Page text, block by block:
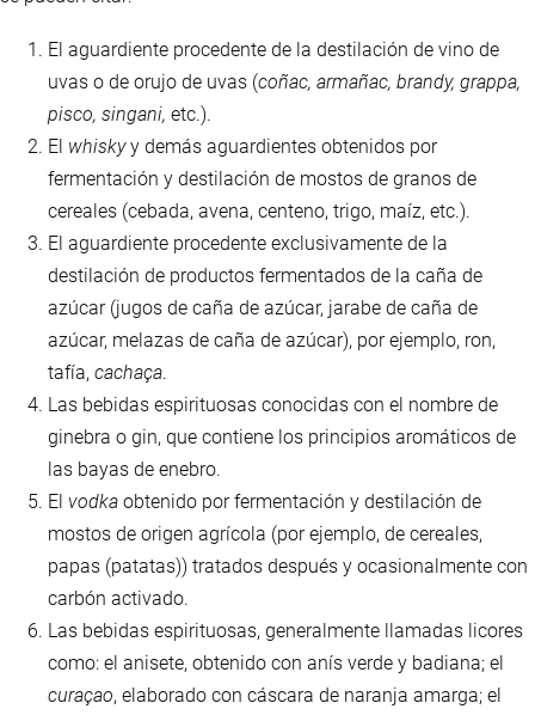
El aguardiente procedente de la destilación de vino de
uvas o de orujo de uvas (coñac, armañac, brandy, grappa,
pisco, singani, etc.).
El whiskyy demás aguardientes obtenidos por
fermentación y destilación de mostos de granos de
cereales (cebada, avena, centeno, trigo, maíz, etc.).
El aguardiente procedente exclusivamente de la
destilación de productos fermentados de la caña de
azúcar (jugos de caña de azúcar, jarabe de caña de
azúcar, melazas de caña de azúcar), por ejemplo, ron,
tafía, cachaça.
Las bebidas espirituosas conocidas con el nombre de
ginebra o gin, que contiene los principios aromáticos de
las bayas de enebro.
El vodka obtenido por fermentación y destilación de
mostos de origen agrícola (por ejemplo, de cereales,
papas (patatas)) tratados después y ocasionalmente con
carbón activado.
Las bebidas espirituosas, generalmente llamadas licores
como: el anisete, obtenido con anís verde y badiana; el
curaçao, elaborado con cáscara de naranja amarga; el